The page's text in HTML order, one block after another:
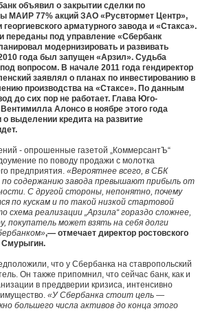
объявил о закрытии сделки по
МАИР 77% акций ЗАО «Русвтормет Центр»,
арматурного завода и «Стакса».
переданы под управление «Сбербанк
модернизировать и развивать
года был запущен «Арзил». Судьба
вопросом. В начале 2011 года гендиректор
заявлял о планах по инвестированию в
производства на «Стаксе». По данным
до сих пор не работает. Глава Юго-
Алонсо в ноябре этого года
выделении кредита на развитие
- опрошенные газетой „КоммерсантЪ“
по поводу продажи с молотка
предприятия. «Вероятнее всего, в СБК
содержанию завода превышают прибыль от
С другой стороны, непонятно, почему
по кускам и по такой низкой стартовой
схема реализации „Арзила“ гораздо сложнее,
покупатель может взять на себя долги
,— отмечает директор ростовского
что у Сбербанка на ставропольский
Он также припомнил, что сейчас банк, как и
в преддверии кризиса, интенсивно
«У Сбербанка стоит цель —
большего числа активов до конца этого